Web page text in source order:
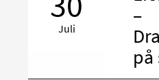
Juli
–
på